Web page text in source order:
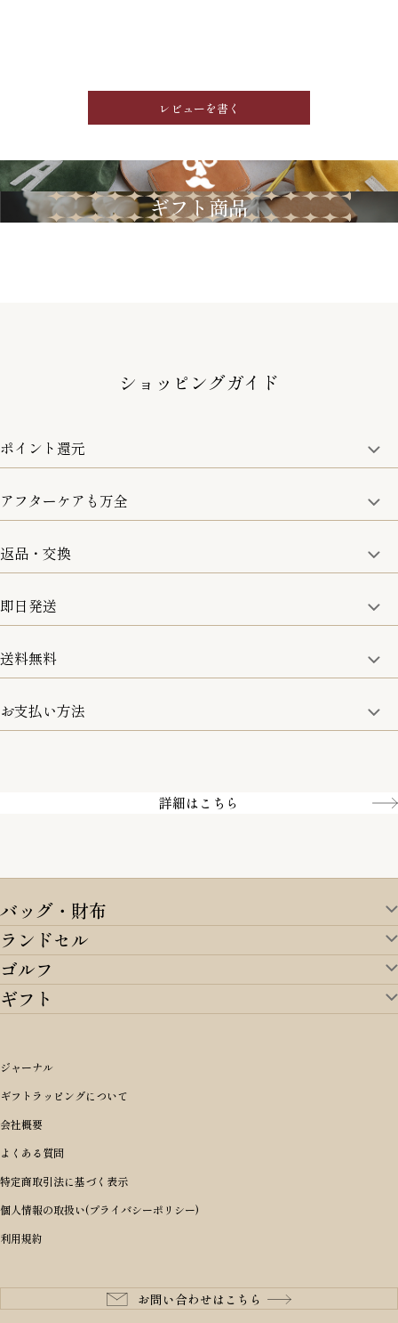
レビューを書く
GRIMM LAB
ギフト商品
ショッピングガイド
ポイント還元
商品金額の10%をポイント還元いたします。
アフターケアも万全
取り扱い商品はすべて正規品となります。
修理などのご相談に関しましては、責任を持って対応させてい
ただきます。
返品・交換
8日以内なら、返品・交換も可能です。
即日発送
15:00までのご注文は即日発送
お取寄せ商品を除く
送料無料
5,500円(税込)以上で全国送料無料となります。
お支払い方法
詳細はこちら
バッグ・財布
バッグ・財布TOP
すべてを見る
アイテムから選ぶ
リュックサック・デイパック・バックパック
ショルダーバッグ
ボディバッグ・ウエストバッグ
長財布
二つ折り財布
三つ折り財布
コインケース・小銭入れ
m＋ エムピウ
PORTER 吉田カバン ポーター
BRIEFING ブリーフィング
Dakota ダコタ
CLEDRAN クレドラン
aniary アニアリ
CIE シー
StitchandSew ステッチアンドソー
ランドセル
ランドセルTOP
すべてを見る
オリジナルランドセル
女の子ランドセル
男の子ランドセル
ランドセル小物・その他
レッド
ピンク
パープル(ラベンダー)
キャメル
価格から選ぶ
〜49,999円
50,000円〜59,999円
60,000円〜69,999円
70,000円〜79,999円
80,000円〜
ゴルフ
ゴルフTOP
アイテムから選ぶ
キャディバッグ
ヘッドカバー
ゴルフ小物
ゴルフウェア/アクセサリー
ブランドから選ぶ
BRIEFING ブリーフィング
master-piece マスターピース
JONES ジョーンズ
木の庄帆布
ギフト
シーンから探す
誕生日
結婚祝い
出産祝い
入学・進学祝い
成人祝い
就職・栄転祝い
長寿・還暦祝い
性別・年齢から探す
男性向け
女性向け
10代
20代
30代
予算から探す
〜4,999円
5,000円〜9,999円
10,000円〜19,999円
20,000円〜29,999円
ジャーナル
ギフトラッピングについて
会社概要
よくある質問
特定商取引法に基づく表示
個人情報の取扱い(プライバシーポリシー)
利用規約
お問い合わせはこちら